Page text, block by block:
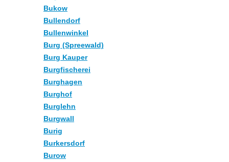
Bukow
Bullendorf
Bullenwinkel
Burg (Spreewald)
Burg Kauper
Burgfischerei
Burghagen
Burghof
Burglehn
Burgwall
Burig
Burkersdorf
Burow